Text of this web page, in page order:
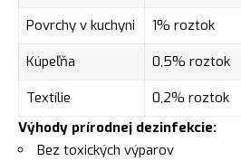
Povrchy v kuchyni 1% roztok
Kúpeľňa
0,5% roztok
Textílie
0,2% roztok
Výhody prírodnej dezinfekcie:
Bez toxických výparov